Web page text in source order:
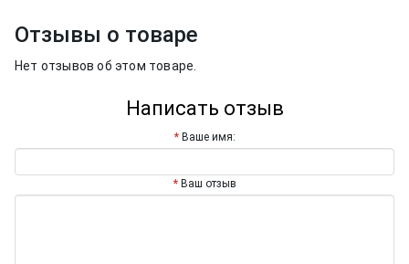
Отзывы о товаре
Нет отзывов об этом товаре.
Написать отзыв
Ваше имя:
Ваш отзыв